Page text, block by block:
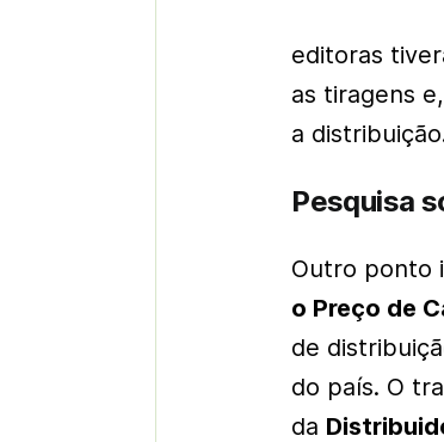
editoras
as tiragens
a
Pesquisa
Outro ponto
o Preço de
de
do país. O
da